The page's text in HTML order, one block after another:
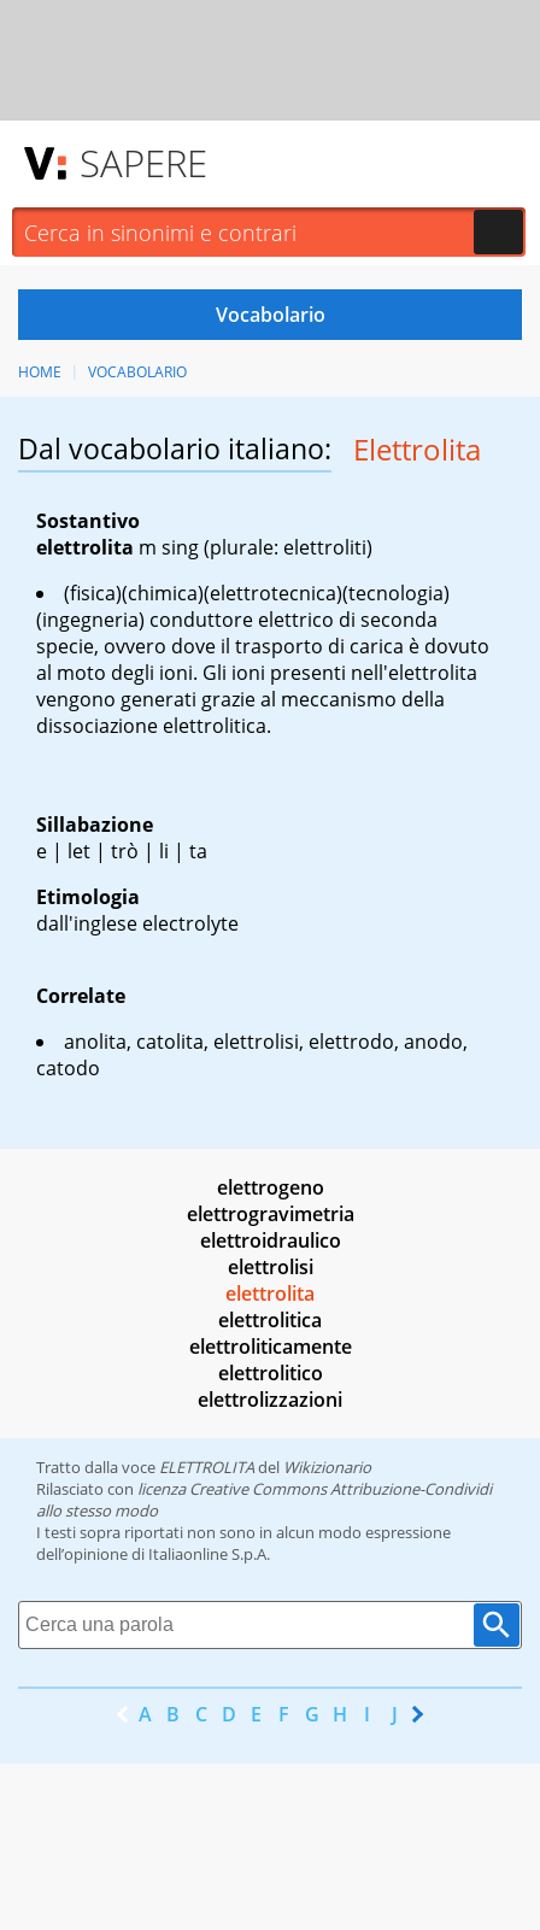
SAPERE
HOME VOCABOLARIO
Dal vocabolario italiano: Elettrolita
Sostantivo
elettrolita m sing(plurale: elettroliti)
(fisica)(chimica)(elettrotecnica)(tecnologia)
(ingegneria) conduttore elettrico di seconda
specie, ovvero dove il trasporto di carica è dovuto
al moto degli ioni. Gli ioni presenti nell'elettrolita
vengono generati grazie al meccanismo della
dissociazione elettrolitica.
Sillabazione
e | let | trò | li | ta
Etimologia
dall'inglese electrolyte
Correlate
anolita, catolita, elettrolisi, elettrodo, anodo,
catodo
elettrogeno
elettrogravimetria
elettroidraulico
elettrolisi
elettrolita
elettrolitica
elettroliticamente
elettrolitico
elettrolizzazioni
Tratto dalla voce ELETTROLITAdel Wikizionario
Rilasciato con licenza Creative Commons Attribuzione-Condividi
allo stesso modo
I testi sopra riportati non sono in alcun modo espressione
dell’opinione di Italiaonline S.p.A.
A B C D E F G H I J K